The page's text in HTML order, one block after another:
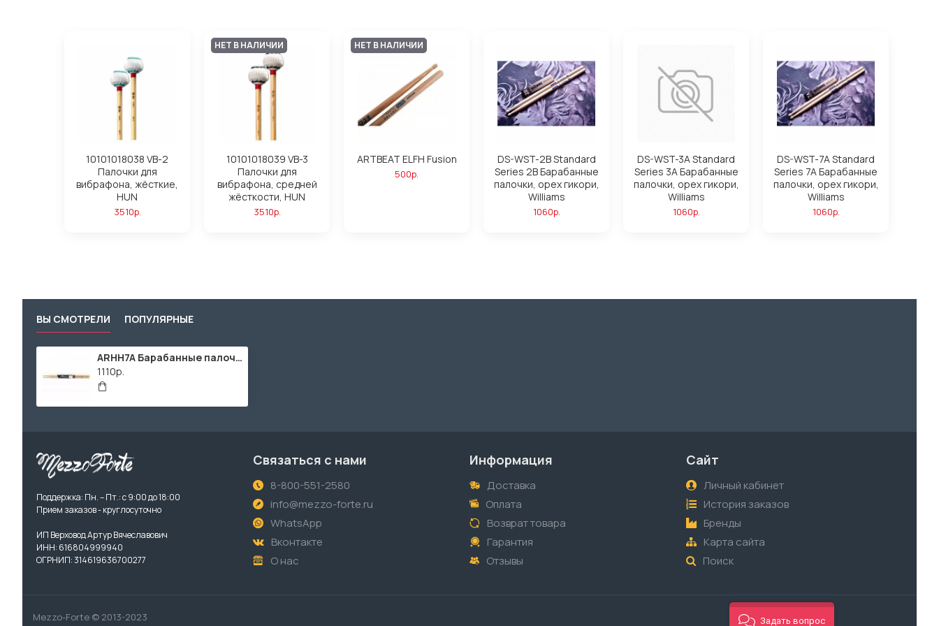
10101018038 VB-2
Палочки для
вибрафона, жёсткие,
HUN
3510р.
НЕТ В НАЛИЧИИ
10101018039 VB-3
Палочки для
вибрафона, средней
жёсткости, HUN
3510р.
НЕТ В НАЛИЧИИ
ARTBEAT ELFH Fusion
500р.
DS-WST-2B Standard
Series 2B Барабанные
палочки, орех гикори,
Williams
1060р.
DS-WST-3A Standard
Series 3A Барабанные
палочки, орех гикори,
Williams
1060р.
DS-WST-7A Standard
Series 7A Барабанные
палочки, орех гикори,
Williams
1060р.
ВЫ СМОТРЕЛИ ПОПУЛЯРНЫЕ
ARHH7A Барабанные палочки 7A, орех гикори, Arborea
1110р.
Поддержка: Пн. – Пт.: с 9:00 до 18:00
Прием заказов - круглосуточно
ИП Верховод Артур Вячеславович
ИНН: 616804999940
ОГРНИП: 314619636700277
Связаться с нами
8-800-551-2580
info@mezzo-forte.ru
WhatsApp
Вконтакте
О нас
Информация
Доставка
Оплата
Возврат товара
Гарантия
Отзывы
Сайт
Личный кабинет
История заказов
Бренды
Карта сайта
Поиск
Mezzo-Forte © 2013-2023 Задать вопрос